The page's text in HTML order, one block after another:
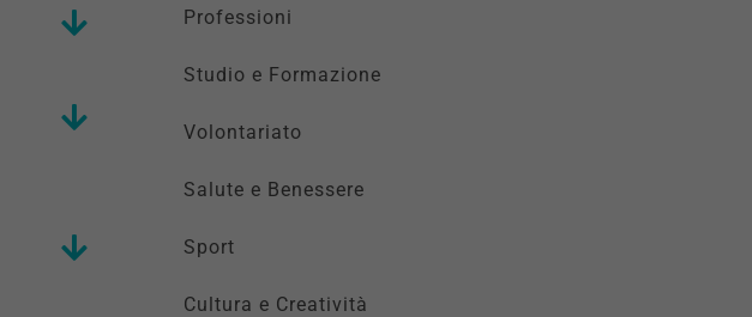
Professioni
Studio e Formazione
Volontariato
Salute e Benessere
Sport
Cultura e Creatività